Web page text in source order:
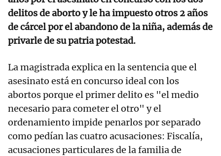
delitos de aborto y le ha impuesto otros 2 años
de cárcel por el abandono de la niña, además de
privarle de su patria potestad.
La magistrada explica en la sentencia que el
asesinato está en concurso ideal con los
abortos porque el primer delito es "el medio
necesario para cometer el otro" y el
ordenamiento impide penarlos por separado
como pedían las cuatro acusaciones: Fiscalía,
acusaciones particulares de la familia de